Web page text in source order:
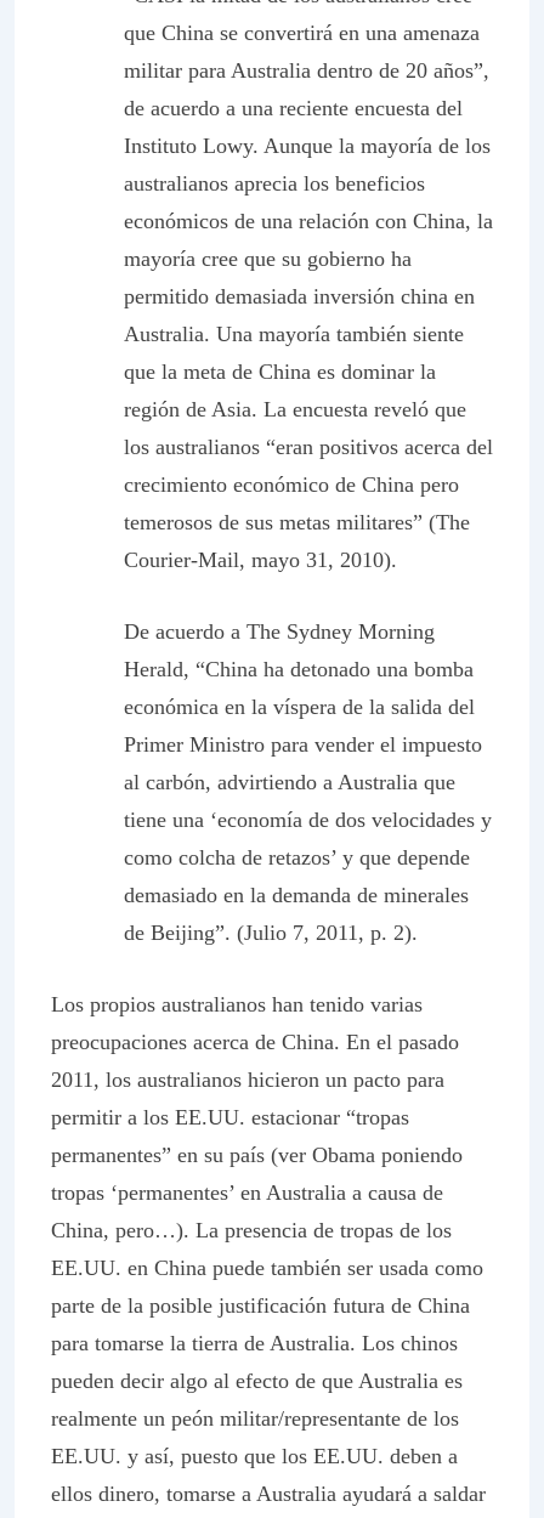
que China se convertirá en una amenaza
militar para Australia dentro de 20 años”,
de acuerdo a una reciente encuesta del
Instituto Lowy. Aunque la mayoría de los
australianos aprecia los beneficios
económicos de una relación con China, la
mayoría cree que su gobierno ha
permitido demasiada inversión china en
Australia. Una mayoría también siente
que la meta de China es dominar la
región de Asia. La encuesta reveló que
los australianos “eran positivos acerca del
crecimiento económico de China pero
temerosos de sus metas militares” (The
Courier-Mail, mayo 31, 2010).
De acuerdo a The Sydney Morning
Herald, “China ha detonado una bomba
económica en la víspera de la salida del
Primer Ministro para vender el impuesto
al carbón, advirtiendo a Australia que
tiene una ‘economía de dos velocidades y
como colcha de retazos’ y que depende
demasiado en la demanda de minerales
de Beijing”. (Julio 7, 2011, p. 2).
Los propios australianos han tenido varias
preocupaciones acerca de China. En el pasado
2011, los australianos hicieron un pacto para
permitir a los EE.UU. estacionar “tropas
permanentes” en su país (ver Obama poniendo
tropas ‘permanentes’ en Australia a causa de
China, pero…). La presencia de tropas de los
EE.UU. en China puede también ser usada como
parte de la posible justificación futura de China
para tomarse la tierra de Australia. Los chinos
pueden decir algo al efecto de que Australia es
realmente un peón militar/representante de los
EE.UU. y así, puesto que los EE.UU. deben a
ellos dinero, tomarse a Australia ayudará a saldar